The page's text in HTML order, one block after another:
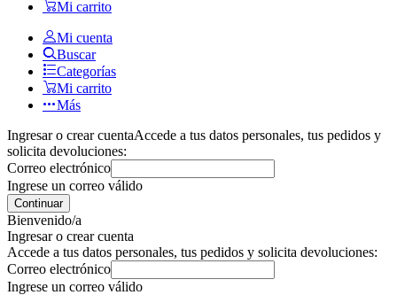
Mi carrito
Mi cuenta
Buscar
Categorías
Mi carrito
Más
Ingresar o crear cuentaAccede a tus datos personales, tus pedidos y
solicita devoluciones:
Correo electrónico
Ingrese un correo válido
Continuar
Bienvenido/a
Ingresar o crear cuenta
Accede a tus datos personales, tus pedidos y solicita devoluciones:
Correo electrónico
Ingrese un correo válido